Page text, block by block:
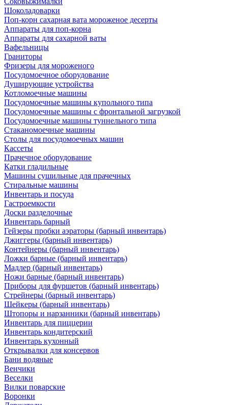
Шоколадоварки
Поп-корн сахарная вата мороженое десерты
Аппараты для поп-корна
Аппараты для сахарной ваты
Вафельницы
Граниторы
Фризеры для мороженого
Посудомоечное оборудование
Душирующие устройства
Котломоечные машины
Посудомоечные машины купольного типа
Посудомоечные машины с фронтальной загрузкой
Посудомоечные машины туннельного типа
Стаканомоечные машины
Столы для посудомоечных машин
Кассеты
Прачечное оборудование
Катки гладильные
Машины сушильные для прачечных
Стиральные машины
Инвентарь и посуда
Гастроемкости
Доски разделочные
Инвентарь барный
Гейзеры пробки аэраторы (барный инвентарь)
Джиггеры (барный инвентарь)
Контейнеры (барный инвентарь)
Ложки барные (барный инвентарь)
Мадлер (барный инвентарь)
Ножи барные (барный инвентарь)
Приборы для фуршетов (барный инвентарь)
Стрейнеры (барный инвентарь)
Шейкеры (барный инвентарь)
Штопоры и нарзанники (барный инвентарь)
Инвентарь для пиццерии
Инвентарь кондитерский
Инвентарь кухонный
Открывалки для консервов
Бани водяные
Венчики
Веселки
Вилки поварские
Воронки